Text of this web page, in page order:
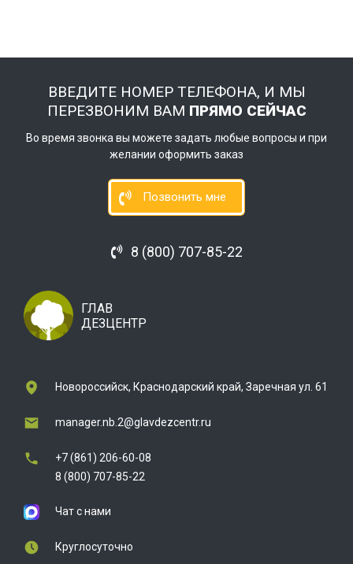
ВВЕДИТЕ НОМЕР ТЕЛЕФОНА, И МЫ
ПЕРЕЗВОНИМ ВАМ ПРЯМО СЕЙЧАС
Во время звонка вы можете задать любые вопросы и при
желании оформить заказ
Позвонить мне
8 (800) 707-85-22
ГЛАВ
ДЕЗЦЕНТР
Новороссийск, Краснодарский край, Заречная ул. 61
manager.nb.2@glavdezcentr.ru
+7 (861) 206-60-08
8 (800) 707-85-22
Чат с нами
Круглосуточно